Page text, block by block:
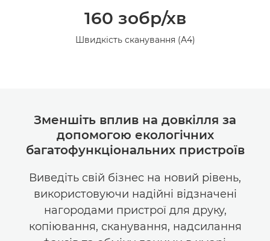
160 зобр/хв
Швидкість сканування (A4)
Зменшіть вплив на довкілля за
допомогою екологічних
багатофункціональних пристроїв
Виведіть свій бізнес на новий рівень,
використовуючи надійні відзначені
нагородами пристрої для друку,
копіювання, сканування, надсилання